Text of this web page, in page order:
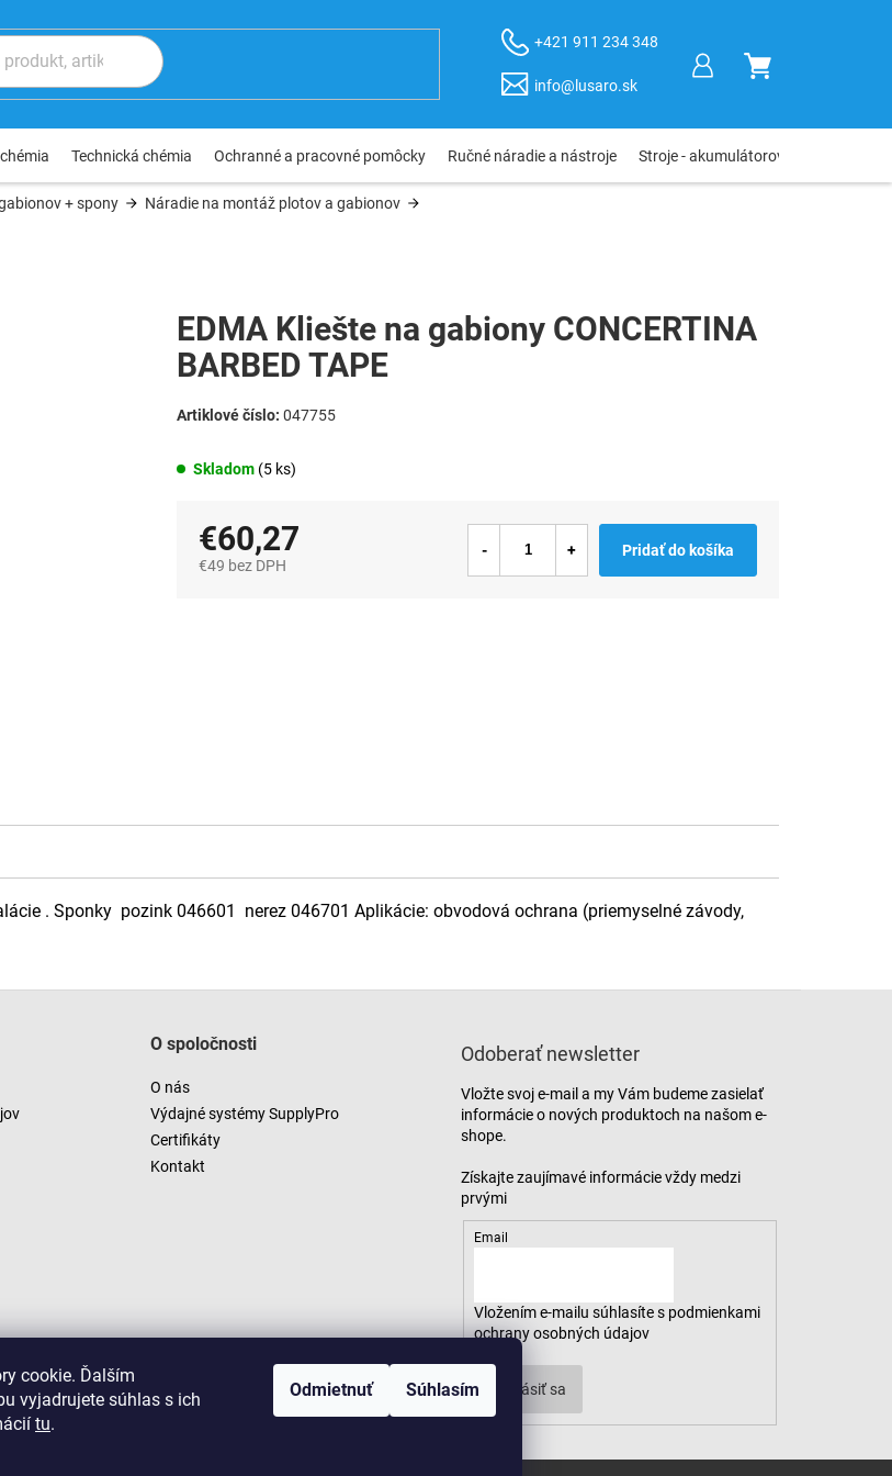
cookie. Ďalším
vyjadrujete súhlas s ich
tu.
Odmietnuť Súhlasím
+421 911 234 348
info@lusaro.sk
NÁKUPNÝ
Technická chémia Ochranné a pracovné pomôcky Ručné náradie a nástroje Stroje - akumulátorové, elektro,
+ spony Náradie na montáž plotov a gabionov
Skladom (5 ks)
EDMA Kliešte na gabiony CONCERTINA
BARBED TAPE
047755
€60,27
€49 bez DPH
Pridať do košíka
. Sponky pozink 046601 nerez 046701 Aplikácie: obvodová ochrana (priemyselné závody,
O spoločnosti
O nás
Výdajné systémy SupplyPro
Certifikáty
Kontakt
Odoberať newsletter
Vložte svoj e-mail a my Vám budeme zasielať
informácie o nových produktoch na našom e-
shope.
Email
Vložením e-mailu súhlasíte s podmienkami
ochrany osobných údajov
Prihlásiť sa